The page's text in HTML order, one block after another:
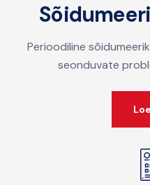
Perioodiline
seonduvate